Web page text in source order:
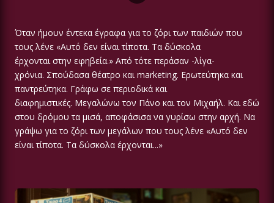
Όταν ήμουν έντεκα έγραφα για το ζόρι των παιδιών που
τους λένε «Αυτό δεν είναι τίποτα. Τα δύσκολα
έρχονται στην εφηβεία.» Από τότε περάσαν -λίγα-
χρόνια. Σπούδασα θέατρο και marketing. Ερωτεύτηκα και
παντρεύτηκα. Γράφω σε περιοδικά και
διαφημιστικές. Μεγαλώνω τον Πάνο και τον Μιχαήλ. Και εδώ
στου δρόμου τα μισά, αποφάσισα να γυρίσω στην αρχή. Να
γράψω για το ζόρι των μεγάλων που τους λένε «Αυτό δεν
είναι τίποτα. Τα δύσκολα έρχονται...»